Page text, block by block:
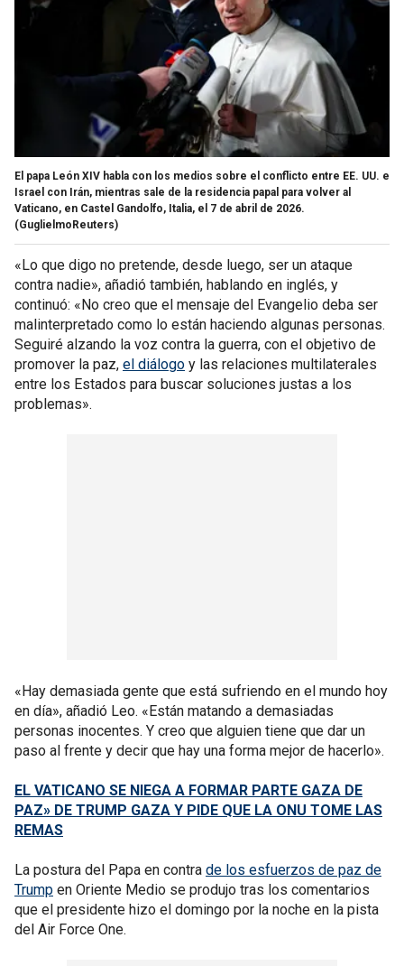
El papa León XIV habla con los medios sobre el conflicto entre EE. UU. e
Israel con Irán, mientras sale de la residencia papal para volver al
Vaticano, en Castel Gandolfo, Italia, el 7 de abril de 2026.
(GuglielmoReuters)
«Lo que digo no pretende, desde luego, ser un ataque
contra nadie», añadió también, hablando en inglés, y
continuó: «No creo que el mensaje del Evangelio deba ser
malinterpretado como lo están haciendo algunas personas.
Seguiré alzando la voz contra la guerra, con el objetivo de
promover la paz, el diálogo y las relaciones multilaterales
entre los Estados para buscar soluciones justas a los
problemas».
«Hay demasiada gente que está sufriendo en el mundo hoy
en día», añadió Leo. «Están matando a demasiadas
personas inocentes. Y creo que alguien tiene que dar un
paso al frente y decir que hay una forma mejor de hacerlo».
EL VATICANO SE NIEGA A FORMAR PARTE GAZA DE
PAZ» DE TRUMP GAZA Y PIDE QUE LA ONU TOME LAS
REMAS
La postura del Papa en contra de los esfuerzos de paz de
Trump en Oriente Medio se produjo tras los comentarios
que el presidente hizo el domingo por la noche en la pista
del Air Force One.